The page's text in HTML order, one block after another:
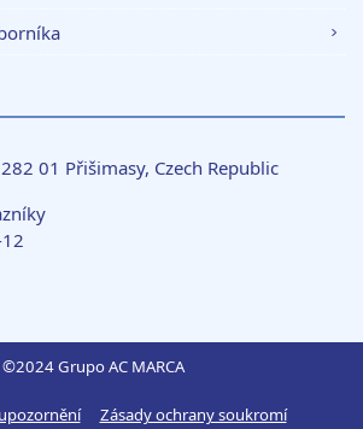
01 Přišimasy, Czech Republic
©2024 Grupo AC MARCA
Zásady ochrany soukromí